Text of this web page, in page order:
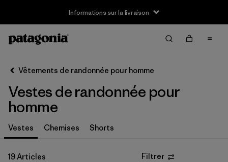
Informations sur la livraison
Filtrer par
TailleVêtements de randonnée pour homme
Vestes de randonnée pour
homme
Vestes Chemises Shorts
19 Articles Filtrer